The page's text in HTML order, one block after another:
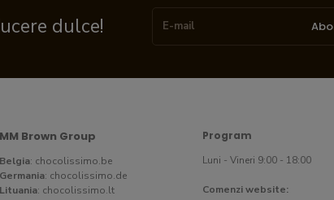
dulce!
MM Brown Group
Belgia: chocolissimo.be
Germania: chocolissimo.de
Lituania: chocolissimo.lt
Program
Luni - Vineri 9:00 - 18:00
Comenzi website: